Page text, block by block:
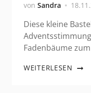
von Sandra
Diese kleine
Fadenbäume
WEITERLESEN